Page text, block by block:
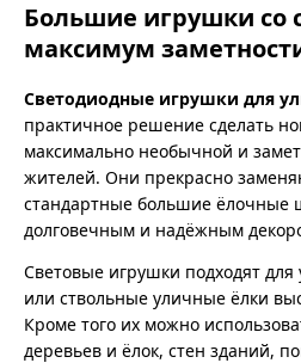
Большие игрушки со
максимум
Светодиодные игрушки для
практичное решение сделать
максимально необычной и
жителей. Они прекрасно
стандартные большие ёлочные
долговечным и надёжным
Световые игрушки подходят для
или ствольные уличные ёлки
Кроме того их можно
деревьев и ёлок, стен зданий,